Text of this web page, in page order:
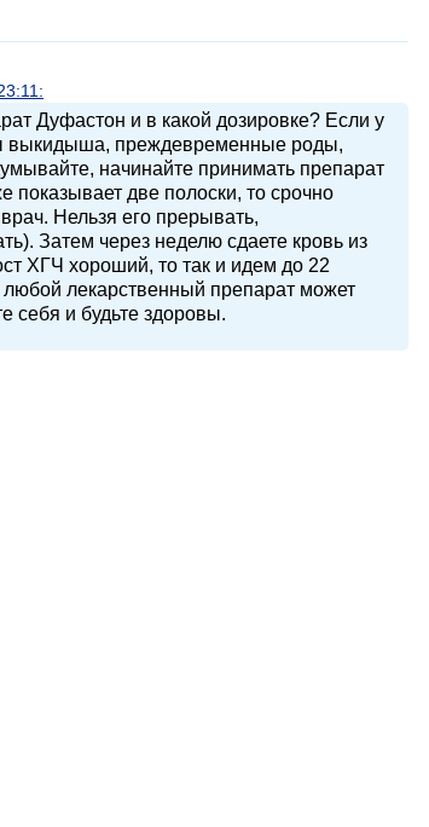
Дуфастон и в какой дозировке? Если у
выкидыша, преждевременные роды,
начинайте принимать препарат
показывает две полоски, то срочно
Нельзя его прерывать,
Затем через неделю сдаете кровь из
ХГЧ хороший, то так и идем до 22
лекарственный препарат может
себя и будьте здоровы.